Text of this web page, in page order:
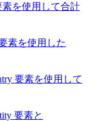
素を使用して合計
素を使用した
要素を使用して
要素と